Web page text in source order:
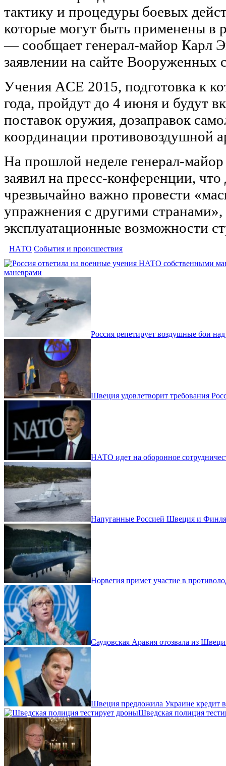
тактику и процедуры боевых
которые могут быть применены в
— сообщает генерал-майор Карл
заявлении на сайте
Учения ACE 2015, подготовка к
года, пройдут до 4 июня и будут
поставок оружия, дозаправок
координации противовоздушной
На прошлой неделе генерал-
заявил на пресс-конференции,
чрезвычайно важно провести
упражнения с другими
эксплуатационные возможности
НАТО События и происшествия
маневрами
Россия репетирует воздушные бои
Швеция удовлетворит требования
НАТО идет на оборонное
Напуганные Россией Швеция и
Норвегия примет участие в
Саудовская Аравия отозвала из
Швеция предложила Украине кредит
Шведская полиция